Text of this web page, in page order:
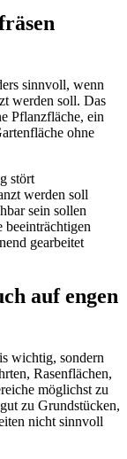
sinnvoll, wenn
werden soll. Das
Pflanzfläche, ein
ohne
stört
werden soll
sein sollen
beeinträchtigen
gearbeitet
auf engen
wichtig, sondern
Rasenflächen,
möglichst zu
zu Grundstücken,
nicht sinnvoll